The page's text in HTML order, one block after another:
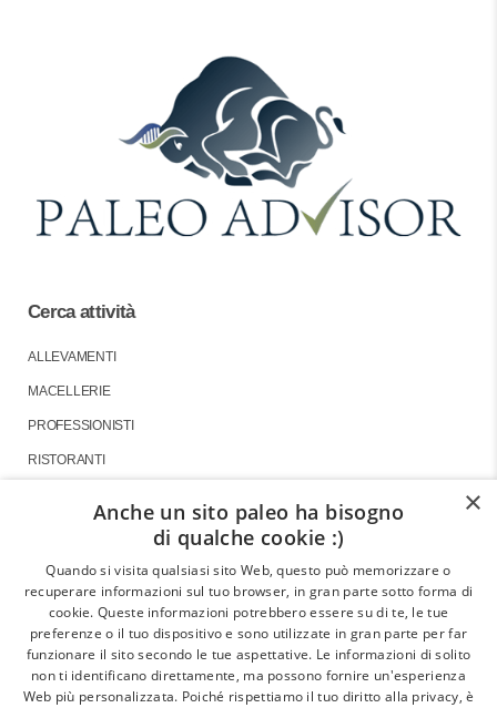
Cerca attività
ALLEVAMENTI
MACELLERIE
PROFESSIONISTI
RISTORANTI
GLI ARTICOLI
LE INTERVISTE
CHI SIAMO
CONTATTI
×
Anche un sito paleo ha bisogno
di qualche cookie :)
Quando si visita qualsiasi sito Web, questo può memorizzare o
recuperare informazioni sul tuo browser, in gran parte sotto forma di
cookie. Queste informazioni potrebbero essere su di te, le tue
preferenze o il tuo dispositivo e sono utilizzate in gran parte per far
funzionare il sito secondo le tue aspettative. Le informazioni di solito
non ti identificano direttamente, ma possono fornire un'esperienza
Web più personalizzata. Poiché rispettiamo il tuo diritto alla privacy, è